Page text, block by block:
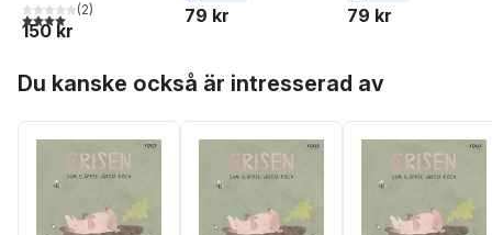
4,0utav 5 stjärnor. Totalt antal röster:
(2)
150 kr
79 kr 79 kr
Du kanske också är intresserad av